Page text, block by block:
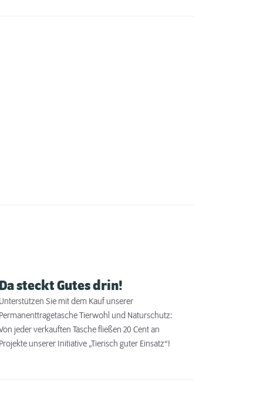
Da steckt Gutes drin!
Unterstützen Sie mit dem Kauf unserer
Permanenttragetasche Tierwohl und Naturschutz:
jeder verkauften Tasche fließen 20 Cent an
Projekte unserer Initiative „Tierisch guter Einsatz“!